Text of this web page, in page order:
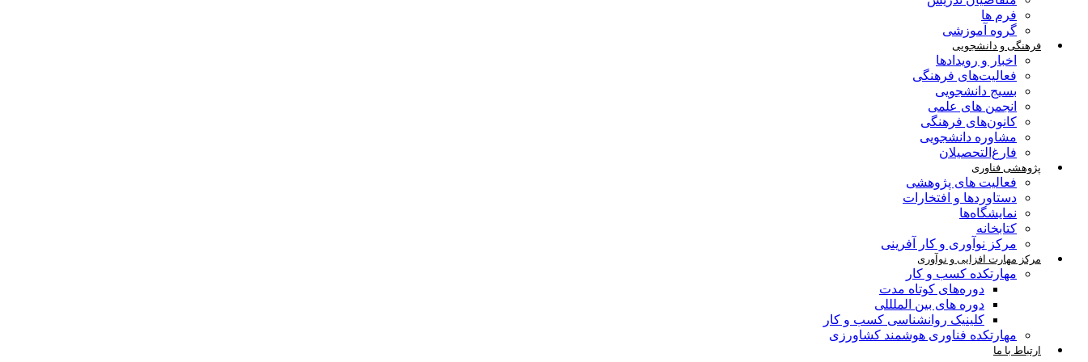
فرم ها
گروه آموزشی
فرهنگی و دانشجویی
اخبار و رویدادها
فعالیت‌های فرهنگی
بسیج دانشجویی
انجمن های علمی
کانون‌های فرهنگی
مشاوره دانشجویی
فارغ‌التحصیلان
پژوهشی فناوری
فعالیت های پژوهشی
دستاوردها و افتخارات
نمایشگاه‌ها
کتابخانه
مرکز نوآوری و کار آفرینی
مرکز مهارت افزایی و نوآوری
مهارتکده کسب و کار
دوره‌های کوتاه مدت
دوره های بین الملللی
کلینیک روانشناسی کسب و کار
مهارتکده فناوری هوشمند کشاورزی
ارتباط با ما